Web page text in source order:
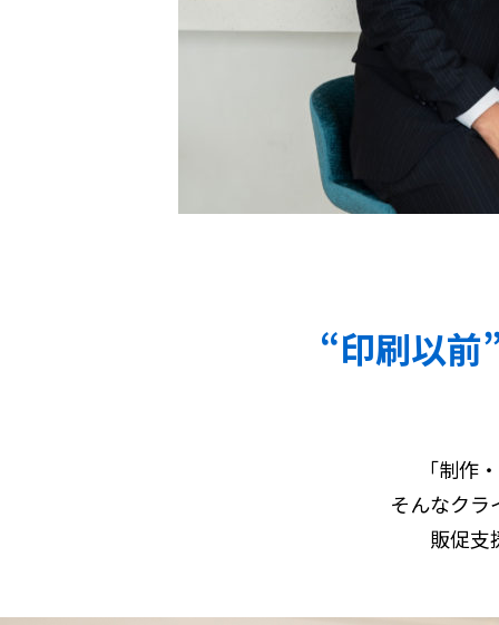
“印刷以前
「制作
そんなクラ
販促支